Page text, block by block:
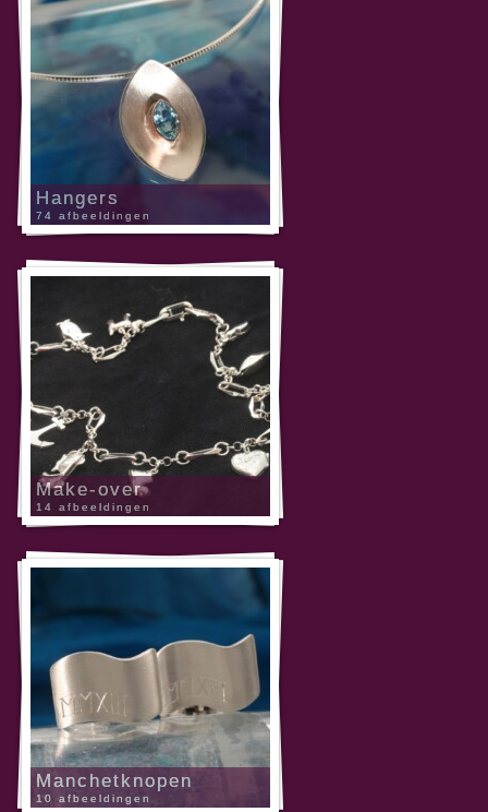
Hangers
74 afbeeldingen
Make-over
14 afbeeldingen
Manchetknopen
10 afbeeldingen